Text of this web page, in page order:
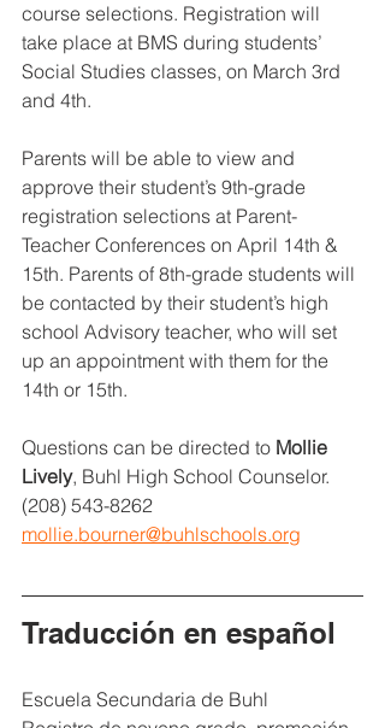
course selections. Registration will
take place at BMS during students’
Social Studies classes, on March 3rd
and 4th.
Parents will be able to view and
approve their student’s 9th-grade
registration selections at Parent-
Teacher Conferences on April 14th &
15th. Parents of 8th-grade students will
be contacted by their student’s high
school Advisory teacher, who will set
up an appointment with them for the
14th or 15th.
Questions can be directed to Mollie
Lively, Buhl High School Counselor.
(208) 543-8262
mollie.bourner@buhlschools.org
Traducción en español
Escuela Secundaria de Buhl